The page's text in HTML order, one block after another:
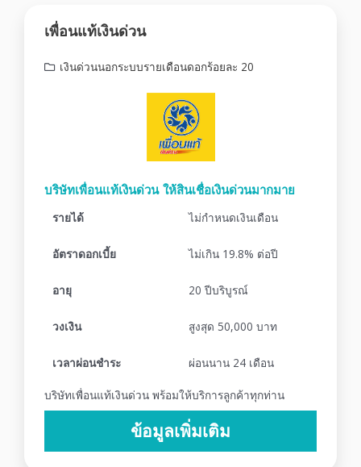
เพื่อนแท้เงินด่วน
เงินด่วนนอกระบบรายเดือนดอกร้อยละ 20
บริษัทเพื่อนแท้เงินด่วน ให้สินเชื่อเงินด่วนมากมาย
รายได้ ไม่กำหนดเงินเดือน
อัตราดอกเบี้ย ไม่เกิน 19.8% ต่อปี
อายุ 20 ปีบริบูรณ์
วงเงิน สูงสุด 50,000 บาท
เวลาผ่อนชำระ ผ่อนนาน 24 เดือน
บริษัทเพื่อนแท้เงินด่วน พร้อมให้บริการลูกค้าทุกท่าน
ข้อมูลเพิ่มเติม